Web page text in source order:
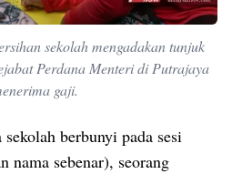
sekolah mengadakan tunjuk
Perdana Menteri di Putrajaya
gaji.
berbunyi pada sesi
nama sebenar), seorang